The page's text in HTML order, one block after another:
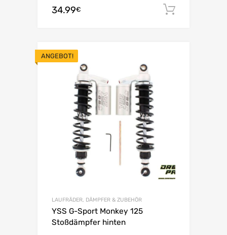
34.99€
ANGEBOT!
LAUFRÄDER, DÄMPFER & ZUBEHÖR
YSS G-Sport Monkey 125
Stoßdämpfer hinten